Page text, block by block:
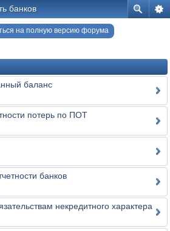
банков
на полную версию форума
баланс
потерь по ПОТ
банков
некредитного характера